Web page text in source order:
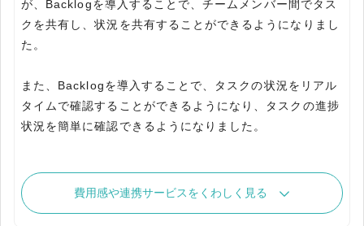
が、Backlogを導入することで、チームメンバー間でタス
クを共有し、状況を共有することができるようになりまし
た。
また、Backlogを導入することで、タスクの状況をリアル
タイムで確認することができるようになり、タスクの進捗
状況を簡単に確認できるようになりました。
費用感や連携サービスをくわしく見る